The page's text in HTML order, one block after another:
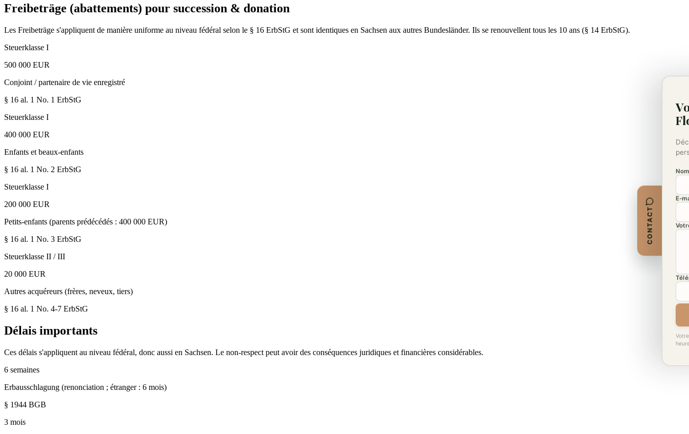
Freibeträge (abattements) pour succession & donation
Les Freibeträge s'appliquent de manière uniforme au niveau fédéral selon le § 16 ErbStG et sont identiques en Sachsen aux autres Bundesländer. Ils se renouvellent tous les 10 ans (§ 14 ErbStG).
Steuerklasse I
500 000 EUR
Conjoint / partenaire de vie enregistré
§ 16 al. 1 No. 1 ErbStG
Steuerklasse I
400 000 EUR
Enfants et beaux-enfants
§ 16 al. 1 No. 2 ErbStG
Steuerklasse I
200 000 EUR
Petits-enfants (parents prédécédés : 400 000 EUR)
§ 16 al. 1 No. 3 ErbStG
Steuerklasse II / III
20 000 EUR
Autres acquéreurs (frères, neveux, tiers)
§ 16 al. 1 No. 4-7 ErbStG
Délais importants
Ces délais s'appliquent au niveau fédéral, donc aussi en Sachsen. Le non-respect peut avoir des conséquences juridiques et financières considérables.
6 semaines
Erbausschlagung (renonciation ; étranger : 6 mois)
§ 1944 BGB
3 mois
CONTACT
Nom
E-